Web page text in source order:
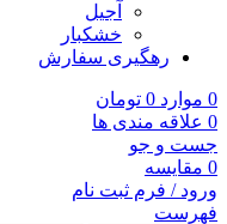
آجیل
خشکبار
رهگیری سفارش
0 موارد 0 تومان
0 علاقه مندی ها
جست و جو
0 مقایسه
ورود / فرم ثبت نام
فهرست